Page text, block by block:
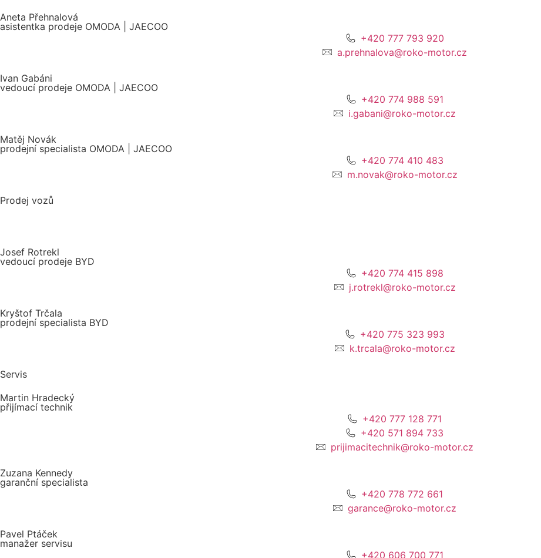
Aneta Přehnalová
asistentka prodeje OMODA | JAECOO
+420 777 793 920
a.prehnalova@roko-motor.cz
Ivan Gabáni
vedoucí prodeje OMODA | JAECOO
+420 774 988 591
i.gabani@roko-motor.cz
Matěj Novák
prodejní specialista OMODA | JAECOO
+420 774 410 483
m.novak@roko-motor.cz
Prodej vozů
Josef Rotrekl
vedoucí prodeje BYD
+420 774 415 898
j.rotrekl@roko-motor.cz
Kryštof Trčala
prodejní specialista BYD
+420 775 323 993
k.trcala@roko-motor.cz
Servis
Martin Hradecký
přijímací technik
+420 777 128 771
+420 571 894 733
prijimacitechnik@roko-motor.cz
Zuzana Kennedy
garanční specialista
+420 778 772 661
garance@roko-motor.cz
Pavel Ptáček
manažer servisu
+420 606 700 771